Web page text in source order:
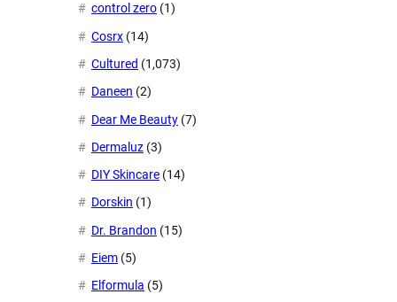
control zero (1)
Cosrx (14)
Cultured (1,073)
Daneen (2)
Dear Me Beauty (7)
Dermaluz (3)
DIY Skincare (14)
Dorskin (1)
Dr. Brandon (15)
Eiem (5)
Elformula (5)